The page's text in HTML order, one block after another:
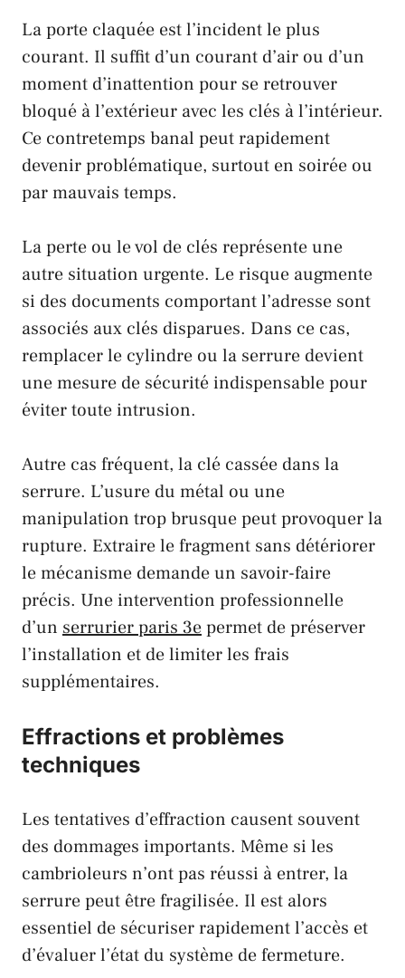
La porte claquée est l’incident le plus
courant. Il suffit d’un courant d’air ou d’un
moment d’inattention pour se retrouver
bloqué à l’extérieur avec les clés à l’intérieur.
Ce contretemps banal peut rapidement
devenir problématique, surtout en soirée ou
par mauvais temps.
La perte ou le vol de clés représente une
autre situation urgente. Le risque augmente
si des documents comportant l’adresse sont
associés aux clés disparues. Dans ce cas,
remplacer le cylindre ou la serrure devient
une mesure de sécurité indispensable pour
éviter toute intrusion.
Autre cas fréquent, la clé cassée dans la
serrure. L’usure du métal ou une
manipulation trop brusque peut provoquer la
rupture. Extraire le fragment sans détériorer
le mécanisme demande un savoir-faire
précis. Une intervention professionnelle
d’un serrurier paris 3epermet de préserver
l’installation et de limiter les frais
supplémentaires.
Effractions et problèmes
techniques
Les tentatives d’effraction causent souvent
des dommages importants. Même si les
cambrioleurs n’ont pas réussi à entrer, la
serrure peut être fragilisée. Il est alors
essentiel de sécuriser rapidement l’accès et
d’évaluer l’état du système de fermeture.